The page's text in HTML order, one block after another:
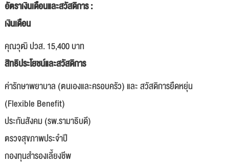
อัตราเงินเดือนและสวัสดิการ :
เงินเดือน
คุณวุฒิ ปวส. 15,400 บาท
สิทธิประโยชน์และสวัสดิการ
ค่ารักษาพยาบาล (ตนเองและครอบครัว) และ สวัสดิการยืดหยุ่น
(Flexible Benefit)
ประกันสังคม (รพ.รามาธิบดี)
ตรวจสุขภาพประจำปี
กองทุนสำรองเลี้ยงชีพ